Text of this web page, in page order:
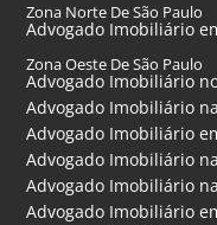
Zona Norte De São Paulo
Advogado Imobiliário
Zona Oeste De São Paulo
Advogado Imobiliário
Advogado Imobiliário
Advogado Imobiliário
Advogado Imobiliário
Advogado Imobiliário
Advogado Imobiliário